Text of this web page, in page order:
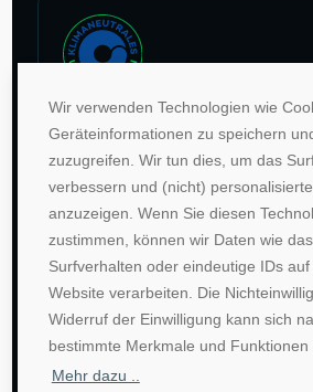
Wir verwenden Technologien wie
Geräteinformationen zu speichern
zuzugreifen. Wir tun dies, um das
verbessern und (nicht)
anzuzeigen. Wenn Sie diesen
zustimmen, können wir Daten wie das
Surfverhalten oder eindeutige IDs
Website verarbeiten. Die
Widerruf der Einwilligung kann sich
bestimmte Merkmale und Funktionen
Mehr dazu ..
Im Rahmen unseres Engagements
Klima und Entwicklung gleichen wir
Emissionen durch weltweite Projekte
Zur Website von Climate Extender:
©1996-2026 Deutsche
vertriebs GmbH. Alle Rechte
AGB